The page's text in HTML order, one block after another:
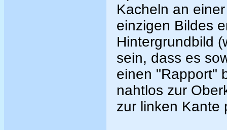
Kacheln an
einzigen Bildes
Hintergrundbild
sein, dass es
einen "Rapport"
nahtlos zur
zur linken Kante